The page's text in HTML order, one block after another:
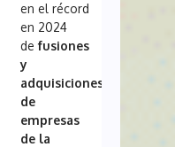
en el récord
en 2024
defusiones
y
adquisiciones
de
empresas
de la